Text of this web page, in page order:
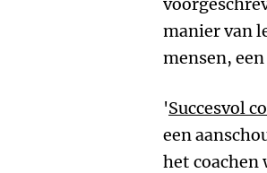
manier van
mensen,
'Succesvol
een
het